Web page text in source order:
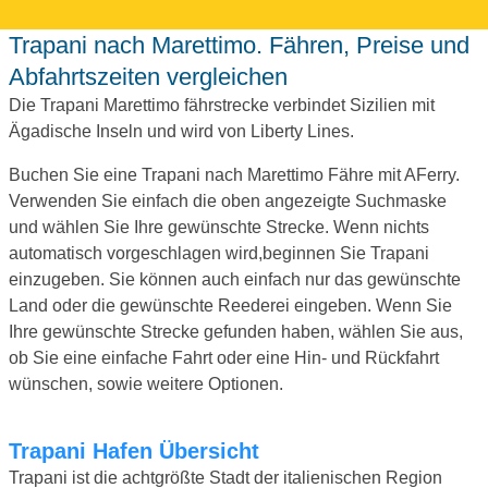
Trapani nach Marettimo. Fähren, Preise und
Abfahrtszeiten vergleichen
Die Trapani Marettimo fährstrecke verbindet Sizilien mit
Ägadische Inseln und wird von Liberty Lines.
Buchen Sie eine Trapani nach Marettimo Fähre mit AFerry.
Verwenden Sie einfach die oben angezeigte Suchmaske
und wählen Sie Ihre gewünschte Strecke. Wenn nichts
automatisch vorgeschlagen wird,beginnen Sie Trapani
einzugeben. Sie können auch einfach nur das gewünschte
Land oder die gewünschte Reederei eingeben. Wenn Sie
Ihre gewünschte Strecke gefunden haben, wählen Sie aus,
ob Sie eine einfache Fahrt oder eine Hin- und Rückfahrt
wünschen, sowie weitere Optionen.
Trapani Hafen Übersicht
Trapani ist die achtgrößte Stadt der italienischen Region